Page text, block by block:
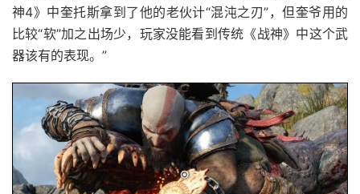
神4》中奎托斯拿到了他的老伙计“混沌之刃”，但奎爷用的
比较“软”加之出场少，玩家没能看到传统《战神》中这个武
器该有的表现。”